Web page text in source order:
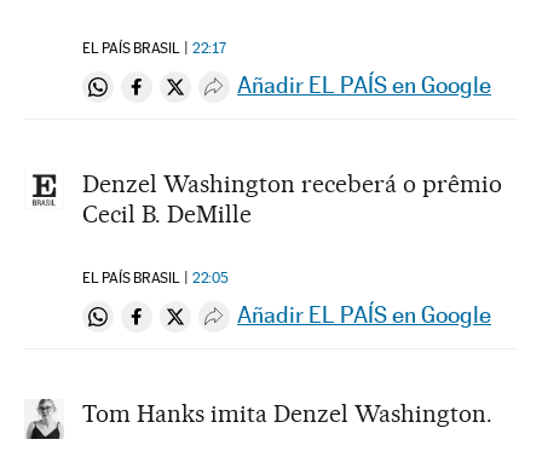
EL PAÍS BRASIL 22:17
Compartir en Whatsapp
Compartir en Facebook
Compartir en Twitter
Desplegar Redes Sociales
Añadir EL PAÍS en Google
Denzel Washington receberá o prêmio
Cecil B. DeMille
EL PAÍS BRASIL 22:05
Compartir en Whatsapp
Compartir en Facebook
Compartir en Twitter
Desplegar Redes Sociales
Añadir EL PAÍS en Google
Tom Hanks imita Denzel Washington.